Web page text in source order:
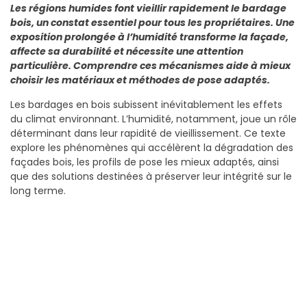
Les régions humides font vieillir rapidement le bardage
bois, un constat essentiel pour tous les propriétaires. Une
exposition prolongée à l’humidité transforme la façade,
affecte sa durabilité et nécessite une attention
particulière. Comprendre ces mécanismes aide à mieux
choisir les matériaux et méthodes de pose adaptés.
Les bardages en bois subissent inévitablement les effets
du climat environnant. L’humidité, notamment, joue un rôle
déterminant dans leur rapidité de vieillissement. Ce texte
explore les phénomènes qui accélèrent la dégradation des
façades bois, les profils de pose les mieux adaptés, ainsi
que des solutions destinées à préserver leur intégrité sur le
long terme.